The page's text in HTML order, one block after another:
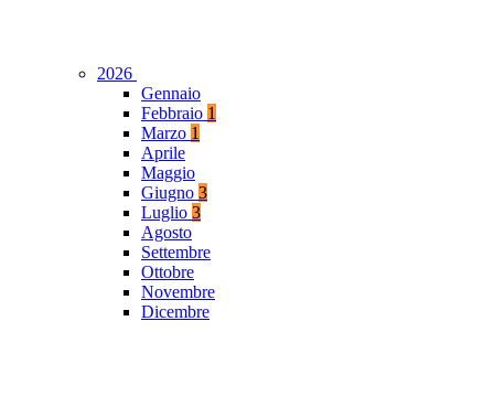
2026
Gennaio
Febbraio 1
Marzo 1
Aprile
Maggio
Giugno 3
Luglio 3
Agosto
Settembre
Ottobre
Novembre
Dicembre